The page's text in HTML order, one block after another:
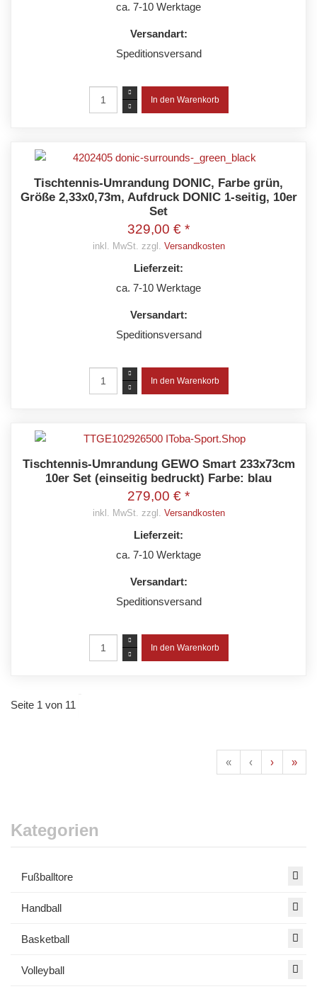
ca. 7-10 Werktage
Versandart:
Speditionsversand
Tischtennis-Umrandung DONIC, Farbe grün,
Größe 2,33x0,73m, Aufdruck DONIC 1-seitig, 10er
Set
329,00 € *
inkl. MwSt. zzgl. Versandkosten
Lieferzeit:
ca. 7-10 Werktage
Versandart:
Speditionsversand
Tischtennis-Umrandung GEWO Smart 233x73cm
10er Set (einseitig bedruckt) Farbe: blau
279,00 € *
inkl. MwSt. zzgl. Versandkosten
Lieferzeit:
ca. 7-10 Werktage
Versandart:
Speditionsversand
Seite 1 von 11
« ‹ › »
Kategorien
Fußballtore
Handball
Basketball
Volleyball